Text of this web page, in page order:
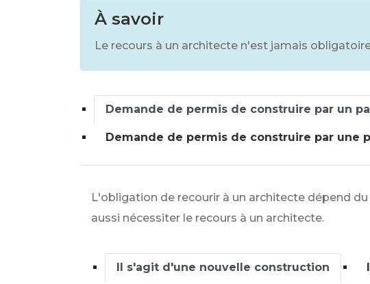
À savoir
Le recours à un architecte n'est jamais
Demande de permis de construire par un
Demande de permis de construire par une
L'obligation de recourir à un architecte dépend
aussi nécessiter le recours à un architecte.
Il s'agit d'une nouvelle construction